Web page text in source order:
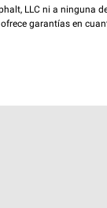
LLC ni a ninguna
garantías en